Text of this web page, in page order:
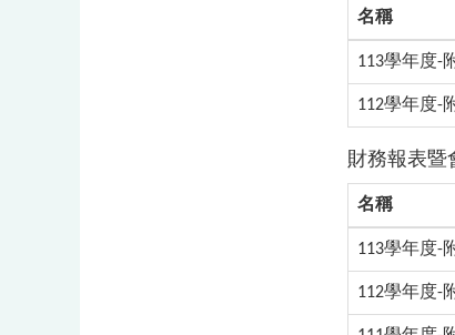
名稱
113學年度-
112學年度-
財務報表暨
名稱
113學年度-
112學年度-